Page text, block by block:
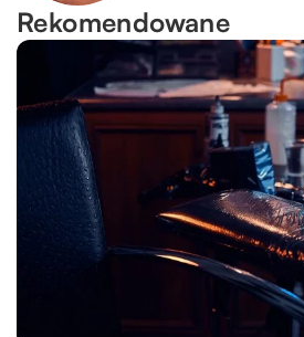
Rekomendowane